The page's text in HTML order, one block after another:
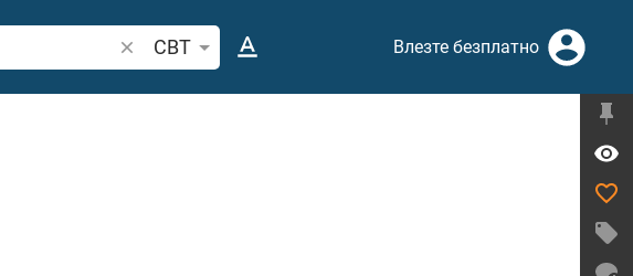
Търсете стих или дума в Библията
CBT Влезте безплатно